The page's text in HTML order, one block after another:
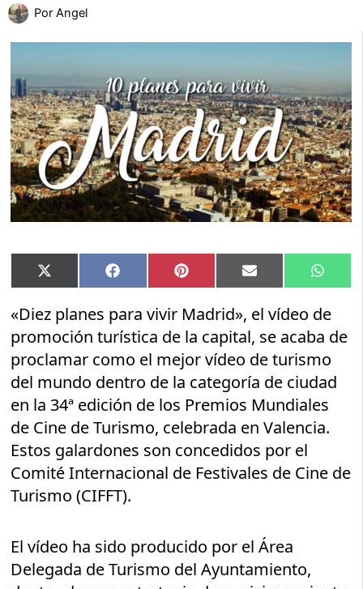
Por Angel
Compartir
en
X
(Twitter)
Compartir
en
Facebook Compartir
en
Pinterest Compartir
en
Email
en
«Diez planes para vivir Madrid», el vídeo de
promoción turística de la capital, se acaba de
proclamar como el mejor vídeo de turismo
del mundo dentro de la categoría de ciudad
en la 34ª edición de los Premios Mundiales
de Cine de Turismo, celebrada en Valencia.
Estos galardones son concedidos por el
Comité Internacional de Festivales de Cine de
Turismo (CIFFT).
El vídeo ha sido producido por el Área
Delegada de Turismo del Ayuntamiento,